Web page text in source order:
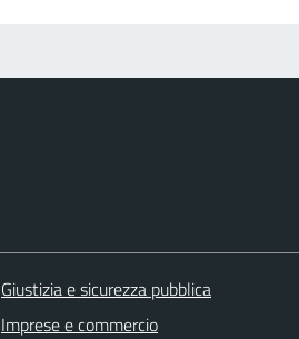
Giustizia e sicurezza pubblica
Imprese e commercio